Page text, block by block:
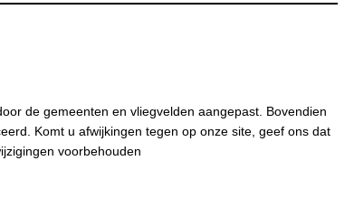
de gemeenten en vliegvelden aangepast. Bovendien
Komt u afwijkingen tegen op onze site, geef ons dat
voorbehouden